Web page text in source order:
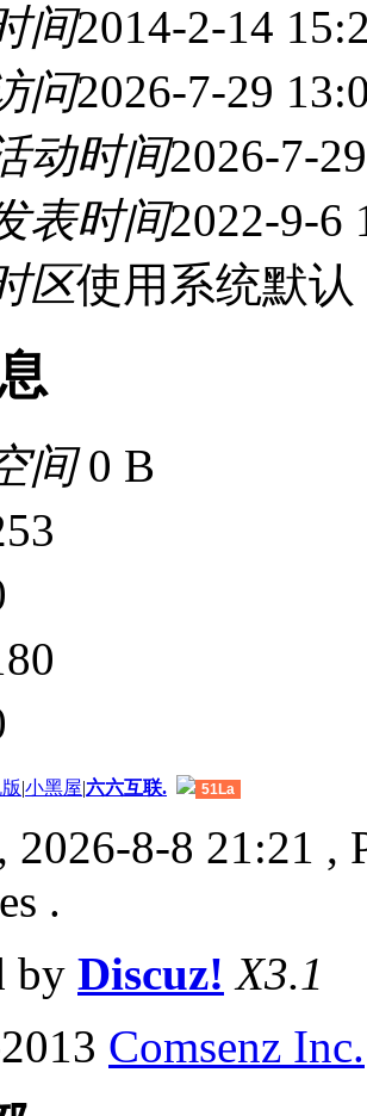
间2014-2-14
问2026-7-29
动时间2026-7-
表时间2022-9-6
区使用系统默认
间0 B
|小黑屋|六六互联. 51La
2026-8-8 21:21 ,
.
by Discuz! X3.1
Comsenz Inc.